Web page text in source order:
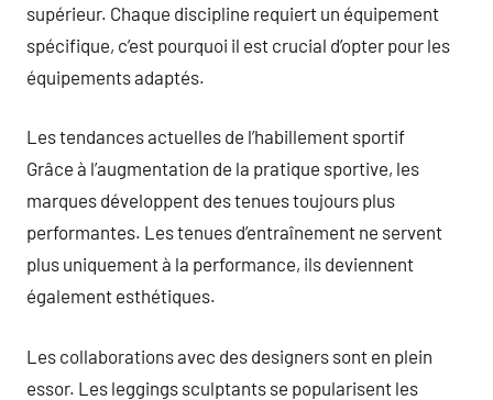
supérieur. Chaque discipline requiert un équipement
spécifique, c’est pourquoi il est crucial d’opter pour les
équipements adaptés.
Les tendances actuelles de l’habillement sportif
Grâce à l’augmentation de la pratique sportive, les
marques développent des tenues toujours plus
performantes. Les tenues d’entraînement ne servent
plus uniquement à la performance, ils deviennent
également esthétiques.
Les collaborations avec des designers sont en plein
essor. Les leggings sculptants se popularisent les